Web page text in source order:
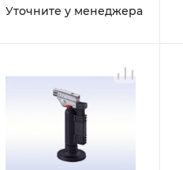
Уточните у менеджера